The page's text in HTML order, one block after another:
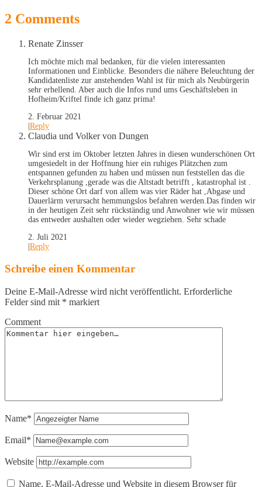
2 Comments
Renate Zinsser
Ich möchte mich mal bedanken, für die vielen interessanten
Informationen und Einblicke. Besonders die nähere Beleuchtung der
Kandidatenliste zur anstehenden Wahl ist für mich als Neubürgerin
sehr erhellend. Aber auch die Infos rund ums Geschäftsleben in
Hofheim/Kriftel finde ich ganz prima!
2. Februar 2021
Reply
Claudia und Volker von Dungen
Wir sind erst im Oktober letzten Jahres in diesen wunderschönen Ort
umgesiedelt in der Hoffnung hier ein ruhiges Plätzchen zum
entspannen gefunden zu haben und müssen nun feststellen das die
Verkehrsplanung ,gerade was die Altstadt betrifft , katastrophal ist .
Dieser schöne Ort darf von allem was vier Räder hat ,Abgase und
Dauerlärm verursacht hemmungslos befahren werden.Das finden wir
in der heutigen Zeit sehr rückständig und Anwohner wie wir müssen
das entweder aushalten oder wieder wegziehen. Sehr schade
2. Juli 2021
Reply
Schreibe einen Kommentar
Deine E-Mail-Adresse wird nicht veröffentlicht. Erforderliche
Felder sind mit * markiert
Comment
Name*
Email*
Website
Name, E-Mail-Adresse und Website in diesem Browser für